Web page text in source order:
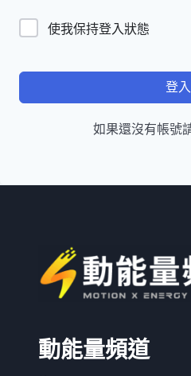
使我保持登入狀態
登入
如果還沒有帳號
動能量頻道